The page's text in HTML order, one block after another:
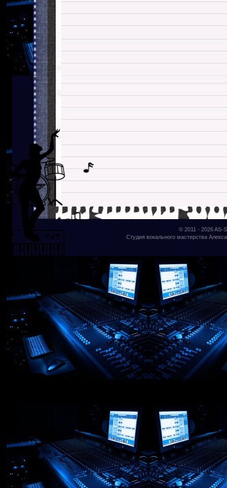
© 2011 - 2026AS-
Студия вокального мастерства